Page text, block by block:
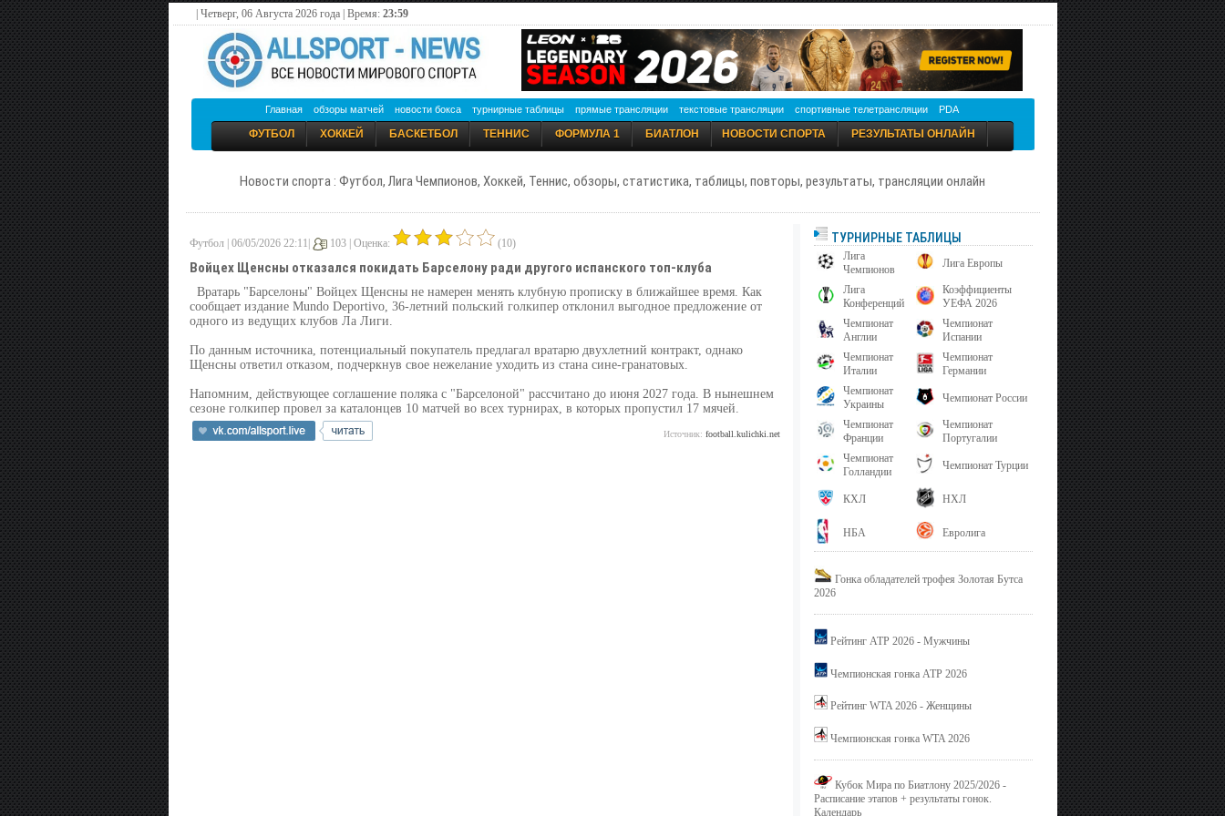
| Четверг, 06 Августа 2026 года | Время: 23:59
Главная обзоры матчей новости бокса турнирные таблицы прямые трансляции текстовые трансляции спортивные телетрансляции PDA
ФУТБОЛ ХОККЕЙ БАСКЕТБОЛ ТЕННИС ФОРМУЛА 1 БИАТЛОН НОВОСТИ СПОРТА РЕЗУЛЬТАТЫ ОНЛАЙН
Новости спорта : Футбол, Лига Чемпионов, Хоккей, Теннис, обзоры, статистика, таблицы, повторы, результаты, трансляции онлайн
Футбол | 06/05/2026 22:11| 103 | Оценка: (10)
Войцех Щенсны отказался покидать Барселону ради другого испанского топ-клуба
Вратарь "Барселоны" Войцех Щенсны не намерен менять клубную прописку в ближайшее время. Как
сообщает издание Mundo Deportivo, 36-летний польский голкипер отклонил выгодное предложение от
одного из ведущих клубов Ла Лиги.
По данным источника, потенциальный покупатель предлагал вратарю двухлетний контракт, однако
Щенсны ответил отказом, подчеркнув свое нежелание уходить из стана сине-гранатовых.
Напомним, действующее соглашение поляка с "Барселоной" рассчитано до июня 2027 года. В нынешнем
сезоне голкипер провел за каталонцев 10 матчей во всех турнирах, в которых пропустил 17 мячей.
Источник: football.kulichki.net
ТУРНИРНЫЕ ТАБЛИЦЫ
Лига
Чемпионов
Лига Европы
Лига
Конференций
Коэффициенты
УЕФА 2026
Чемпионат
Англии
Чемпионат
Испании
Чемпионат
Италии
Чемпионат
Германии
Чемпионат
Украины
Чемпионат России
Чемпионат
Франции
Чемпионат
Португалии
Чемпионат
Голландии
Чемпионат Турции
КХЛ НХЛ
НБА Евролига
Гонка обладателей трофея Золотая Бутса
2026
Рейтинг ATP 2026 - Мужчины
Чемпионская гонка ATP 2026
Рейтинг WTA 2026 - Женщины
Чемпионская гонка WTA 2026
Кубок Мира по Биатлону 2025/2026 -
Расписание этапов + результаты гонок.
Календарь